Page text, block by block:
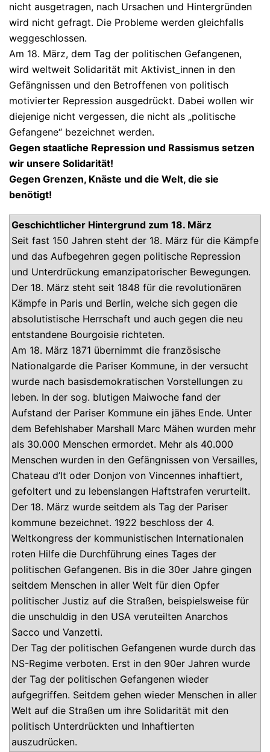
nicht ausgetragen, nach Ursachen und Hintergründen
wird nicht gefragt. Die Probleme werden gleichfalls
weggeschlossen.
Am 18. März, dem Tag der politischen Gefangenen,
wird weltweit Solidarität mit Aktivist_innen in den
Gefängnissen und den Betroffenen von politisch
motivierter Repression ausgedrückt. Dabei wollen wir
diejenige nicht vergessen, die nicht als „politische
Gefangene“ bezeichnet werden.
Gegen staatliche Repression und Rassismus setzen
wir unsere Solidarität!
Gegen Grenzen, Knäste und die Welt, die sie
benötigt!
Geschichtlicher Hintergrund zum 18. März
Seit fast 150 Jahren steht der 18. März für die Kämpfe
und das Aufbegehren gegen politische Repression
und Unterdrückung emanzipatorischer Bewegungen.
Der 18. März steht seit 1848 für die revolutionären
Kämpfe in Paris und Berlin, welche sich gegen die
absolutistische Herrschaft und auch gegen die neu
entstandene Bourgoisie richteten.
Am 18. März 1871 übernimmt die französische
Nationalgarde die Pariser Kommune, in der versucht
wurde nach basisdemokratischen Vorstellungen zu
leben. In der sog. blutigen Maiwoche fand der
Aufstand der Pariser Kommune ein jähes Ende. Unter
dem Befehlshaber Marshall Marc Mähen wurden mehr
als 30.000 Menschen ermordet. Mehr als 40.000
Menschen wurden in den Gefängnissen von Versailles,
Chateau d’It oder Donjon von Vincennes inhaftiert,
gefoltert und zu lebenslangen Haftstrafen verurteilt.
Der 18. März wurde seitdem als Tag der Pariser
kommune bezeichnet. 1922 beschloss der 4.
Weltkongress der kommunistischen Internationalen
roten Hilfe die Durchführung eines Tages der
politischen Gefangenen. Bis in die 30er Jahre gingen
seitdem Menschen in aller Welt für dien Opfer
politischer Justiz auf die Straßen, beispielsweise für
die unschuldig in den USA veruteilten Anarchos
Sacco und Vanzetti.
Der Tag der politischen Gefangenen wurde durch das
NS-Regime verboten. Erst in den 90er Jahren wurde
der Tag der politischen Gefangenen wieder
aufgegriffen. Seitdem gehen wieder Menschen in aller
Welt auf die Straßen um ihre Solidarität mit den
politisch Unterdrückten und Inhaftierten
auszudrücken.